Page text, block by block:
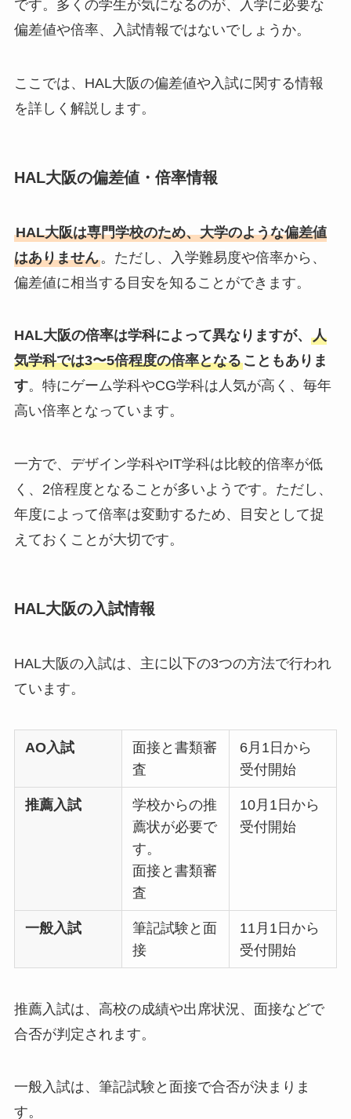
です。多くの学生が気になるのが、入学に必要な
偏差値や倍率、入試情報ではないでしょうか。
ここでは、HAL大阪の偏差値や入試に関する情報
を詳しく解説します。
HAL大阪の偏差値・倍率情報
HAL大阪は専門学校のため、大学のような偏差値
はありません。ただし、入学難易度や倍率から、
偏差値に相当する目安を知ることができます。
HAL大阪の倍率は学科によって異なりますが、 人
気学科では3〜5倍程度の倍率となることもありま
す。特にゲーム学科やCG学科は人気が高く、毎年
高い倍率となっています。
一方で、デザイン学科やIT学科は比較的倍率が低
く、2倍程度となることが多いようです。ただし、
年度によって倍率は変動するため、目安として捉
えておくことが大切です。
HAL大阪の入試情報
HAL大阪の入試は、主に以下の3つの方法で行われ
ています。
AO入試
面接と書類審
査
6月1日から
受付開始
推薦入試
学校からの推
薦状が必要で
す。
面接と書類審
査
10月1日から
受付開始
一般入試
筆記試験と面
接
11月1日から
受付開始
推薦入試は、高校の成績や出席状況、面接などで
合否が判定されます。
一般入試は、筆記試験と面接で合否が決まりま
す。